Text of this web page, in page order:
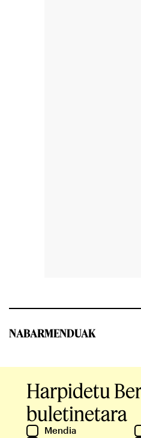
NABARMENDUAK
Harpidetu
buletinetara
Mendia